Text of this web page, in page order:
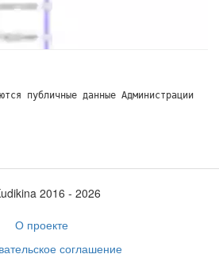
публичные данные Администрации
2016 ‐ 2026
О проекте
соглашение